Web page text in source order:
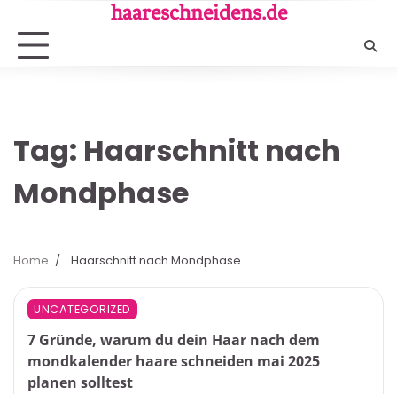
content
haareschneidens.de
Tag: Haarschnitt nach
Mondphase
Home Haarschnitt nach Mondphase
5 min read 0
UNCATEGORIZED
7 Gründe, warum du dein Haar nach dem
mondkalender haare schneiden mai 2025
planen solltest